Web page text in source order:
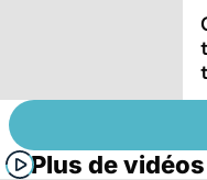
Plus de vidéos